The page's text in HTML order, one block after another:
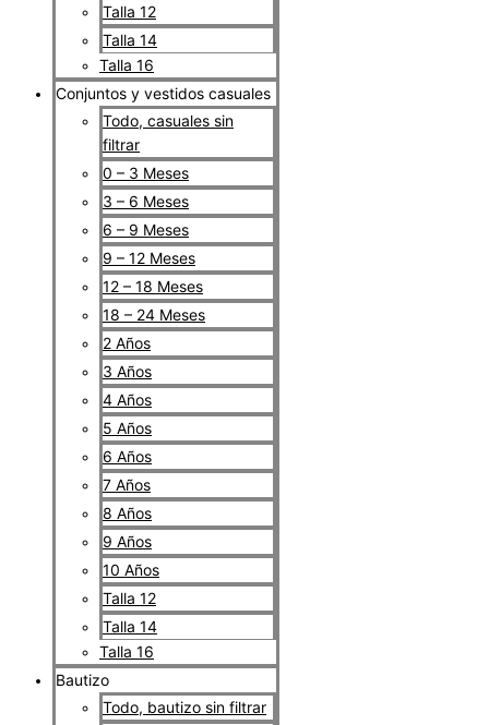
Talla 12
Talla 14
Talla 16
Conjuntos y vestidos casuales
Todo, casuales sin
filtrar
0 – 3 Meses
3 – 6 Meses
6 – 9 Meses
9 – 12 Meses
12 – 18 Meses
18 – 24 Meses
2 Años
3 Años
4 Años
5 Años
6 Años
7 Años
8 Años
9 Años
10 Años
Talla 12
Talla 14
Talla 16
Bautizo
Todo, bautizo sin filtrar